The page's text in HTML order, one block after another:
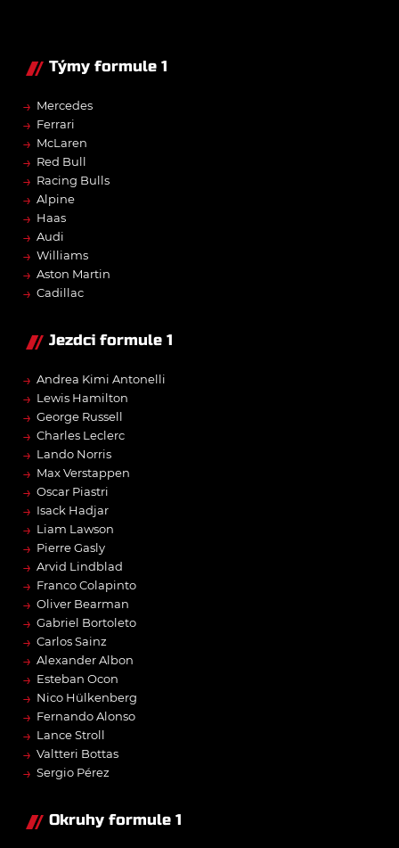
Týmy formule 1
→ Mercedes
→ Ferrari
→ McLaren
→ Red Bull
→ Racing Bulls
→ Alpine
→ Haas
→ Audi
→ Williams
→ Aston Martin
→ Cadillac
Jezdci formule 1
→ Andrea Kimi Antonelli
→ Lewis Hamilton
→ George Russell
→ Charles Leclerc
→ Lando Norris
→ Max Verstappen
→ Oscar Piastri
→ Isack Hadjar
→ Liam Lawson
→ Pierre Gasly
→ Arvid Lindblad
→ Franco Colapinto
→ Oliver Bearman
→ Gabriel Bortoleto
→ Carlos Sainz
→ Alexander Albon
→ Esteban Ocon
→ Nico Hülkenberg
→ Fernando Alonso
→ Lance Stroll
→ Valtteri Bottas
→ Sergio Pérez
Okruhy formule 1